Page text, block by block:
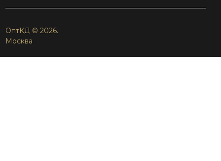
ОптКД © 2026.
Москва